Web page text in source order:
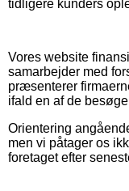
tidligere kunders
Vores website
samarbejder med
præsenterer
ifald en af de
Orientering
men vi påtager os
foretaget efter